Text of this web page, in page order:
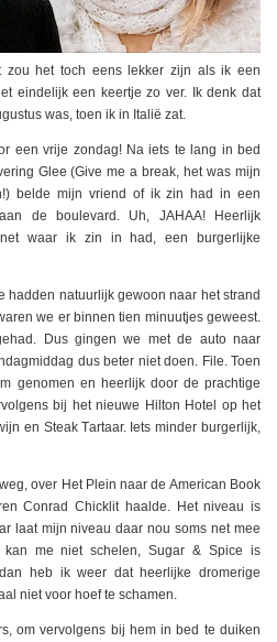
zou het toch eens lekker zijn als ik een
eindelijk een keertje zo ver. Ik denk dat
was, toen ik in Italië zat.
een vrije zondag! Na iets te lang in bed
Glee (Give me a break, het was mijn
belde mijn vriend of ik zin had in een
de boulevard. Uh, JAHAA! Heerlijk
waar ik zin in had, een burgerlijke
hadden natuurlijk gewoon naar het strand
we er binnen tien minuutjes geweest.
Dus gingen we met de auto naar
dus beter niet doen. File. Toen
genomen en heerlijk door de prachtige
bij het nieuwe Hilton Hotel op het
en Steak Tartaar. Iets minder burgerlijk,
over Het Plein naar de American Book
Conrad Chicklit haalde. Het niveau is
laat mijn niveau daar nou soms net mee
kan me niet schelen, Sugar & Spice is
heb ik weer dat heerlijke dromerige
niet voor hoef te schamen.
om vervolgens bij hem in bed te duiken